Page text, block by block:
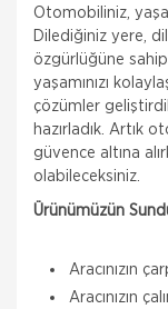
MÜŞTERI
TEKLİF AL
Otomobiliniz,
Dilediğiniz yere,
özgürlüğüne
yaşamınızı
çözümler
hazırladık. Artık
güvence altına
olabileceksiniz.
Ürünümüzün
Aracınızın
Aracınızın